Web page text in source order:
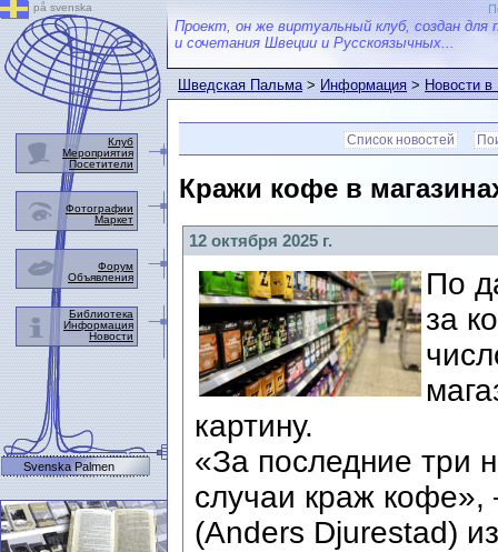
Проект, он же виртуальный клуб, создан для
и сочетания Швеции и Русскоязычных...
Шведская Пальма>Информация>Новости
Список новостей
Кражи кофе в
12 октября 2025 г.
По
за
картину.
«За последние три
случаи краж
(Anders Djurestad)
på svenska
Клуб
Мероприятия
Посетители
Фотографии
Маркет
Форум
Объявления
Библиотека
Информация
Новости
Svenska Palmen